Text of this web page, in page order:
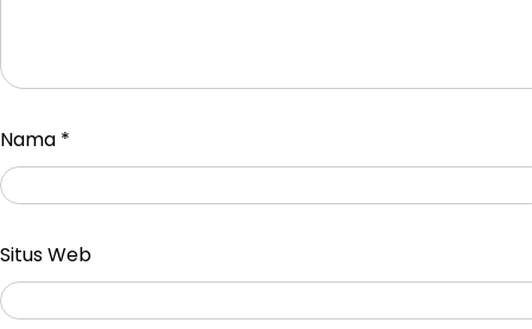
Nama *
Situs Web